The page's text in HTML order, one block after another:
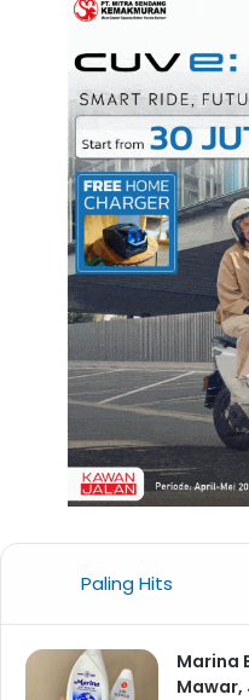
Paling Hits
Marina
Mawar,